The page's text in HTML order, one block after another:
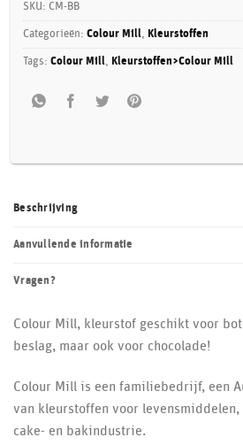
SKU: CM-BB
Categorieën:Colour Mill, Kleurstoffen
Tags:Colour Mill, Kleurstoffen>Colour Mill
Beschrijving
Aanvullende informatie
Vragen?
Colour Mill, kleurstof geschikt voor
beslag, maar ook voor chocolade!
Colour Mill is een familiebedrijf, een
van kleurstoffen voor
cake- en bakindustrie.